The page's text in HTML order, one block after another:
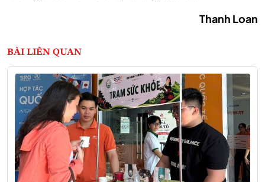
Thanh Loan
BÀI LIÊN QUAN